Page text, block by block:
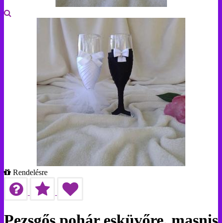
Rendelésre